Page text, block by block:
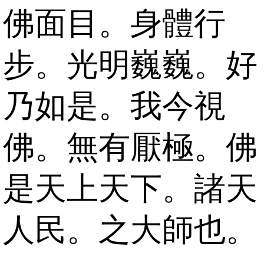
佛面目。身體行
步。光明巍巍。好
乃如是。我今視
佛。無有厭極。佛
是天上天下。諸天
人民。之大師也。